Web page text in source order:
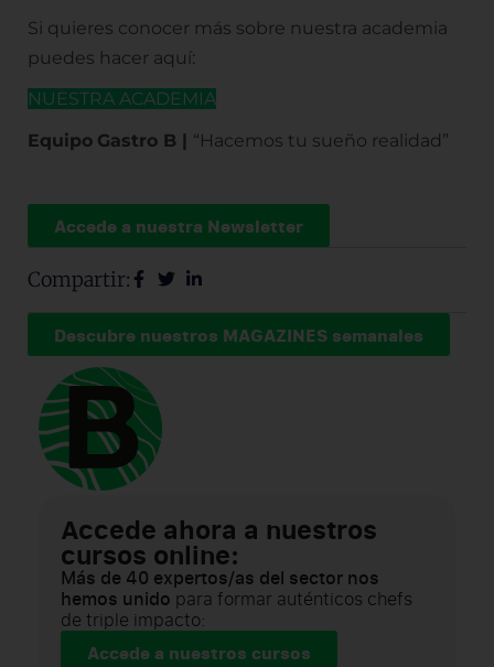
Si quieres conocer más sobre nuestra academia
puedes hacer aquí:
NUESTRA ACADEMIA
Equipo Gastro B | “Hacemos tu sueño realidad”
Accede a nuestra Newsletter
Compartir:
Descubre nuestros MAGAZINES semanales
Accede ahora a nuestros
cursos online:
Más de 40 expertos/as del sector nos
hemos unido para formar auténticos chefs
de triple impacto:
Accede a nuestros cursos